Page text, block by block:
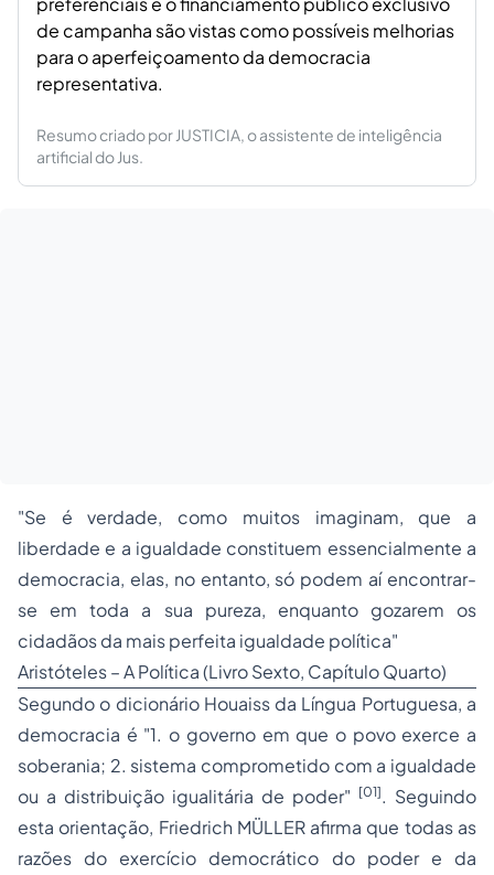
de campanha são vistas como possíveis melhorias
para o aperfeiçoamento da democracia
representativa.
Resumo criado por JUSTICIA, o assistente de inteligência
artificial do Jus.
"Se é verdade, como muitos imaginam, que a
liberdade e a igualdade constituem essencialmente a
democracia, elas, no entanto, só podem aí encontrar-
se em toda a sua pureza, enquanto gozarem os
cidadãos da mais perfeita igualdade política"
Aristóteles – A Política (Livro Sexto, Capítulo Quarto)
Segundo o dicionário Houaiss da Língua Portuguesa, a
democracia é "1. o governo em que o povo exerce a
soberania; 2. sistema comprometido com a igualdade
ou a distribuição igualitária de poder" [01]. Seguindo
esta orientação, Friedrich MÜLLER afirma que todas as
razões do exercício democrático do poder e da